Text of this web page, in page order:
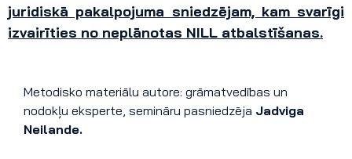
juridiskā pakalpojuma sniedzējam, kam svarīgi
izvairīties no neplānotas NILL atbalstīšanas.
Metodisko materiālu autore: grāmatvedības un
nodokļu eksperte, semināru pasniedzēja Jadviga
Neilande.